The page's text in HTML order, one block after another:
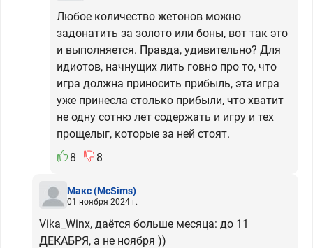
Любое количество жетонов можно
задонатить за золото или боны, вот так это
и выполняется. Правда, удивительно? Для
идиотов, начнущих лить говно про то, что
игра должна приносить прибыль, эта игра
уже принесла столько прибыли, что хватит
не одну сотню лет содержать и игру и тех
прощелыг, которые за ней стоят.
8
8
Макс(McSims)
01 ноября 2024 г.
Vika_Winx, даётся больше месяца: до 11
ДЕКАБРЯ, а не ноября ))